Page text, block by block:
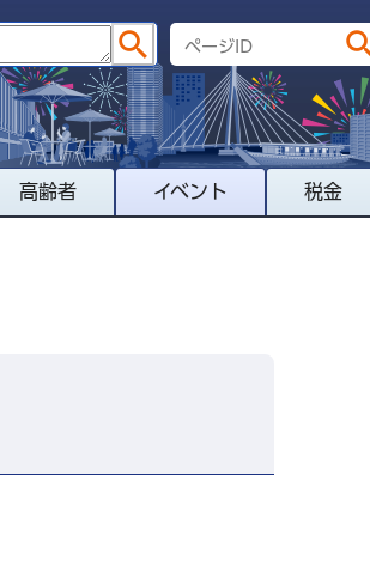
高齢者 イベント 税金